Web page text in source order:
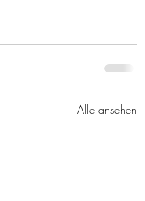
Alle ansehen